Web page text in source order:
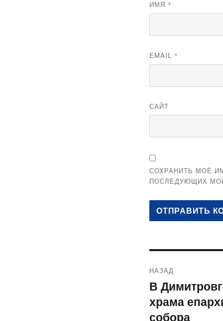
ИМЯ *
EMAIL *
САЙТ
СОХРАНИТЬ МОЁ
ПОСЛЕДУЮЩИХ
по
записям
НАЗАД
Предыдущая
запись:
В
храма
собора